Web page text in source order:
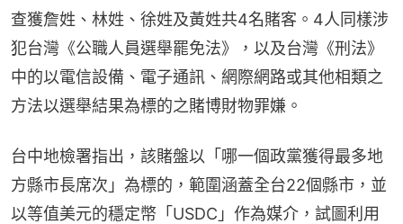
查獲詹姓、林姓、徐姓及黃姓共4名賭客。4人同樣涉
犯台灣《公職人員選舉罷免法》，以及台灣《刑法》
中的以電信設備、電子通訊、網際網路或其他相類之
方法以選舉結果為標的之賭博財物罪嫌。
台中地檢署指出，該賭盤以「哪一個政黨獲得最多地
方縣市長席次」為標的，範圍涵蓋全台22個縣市，並
以等值美元的穩定幣「USDC」作為媒介，試圖利用